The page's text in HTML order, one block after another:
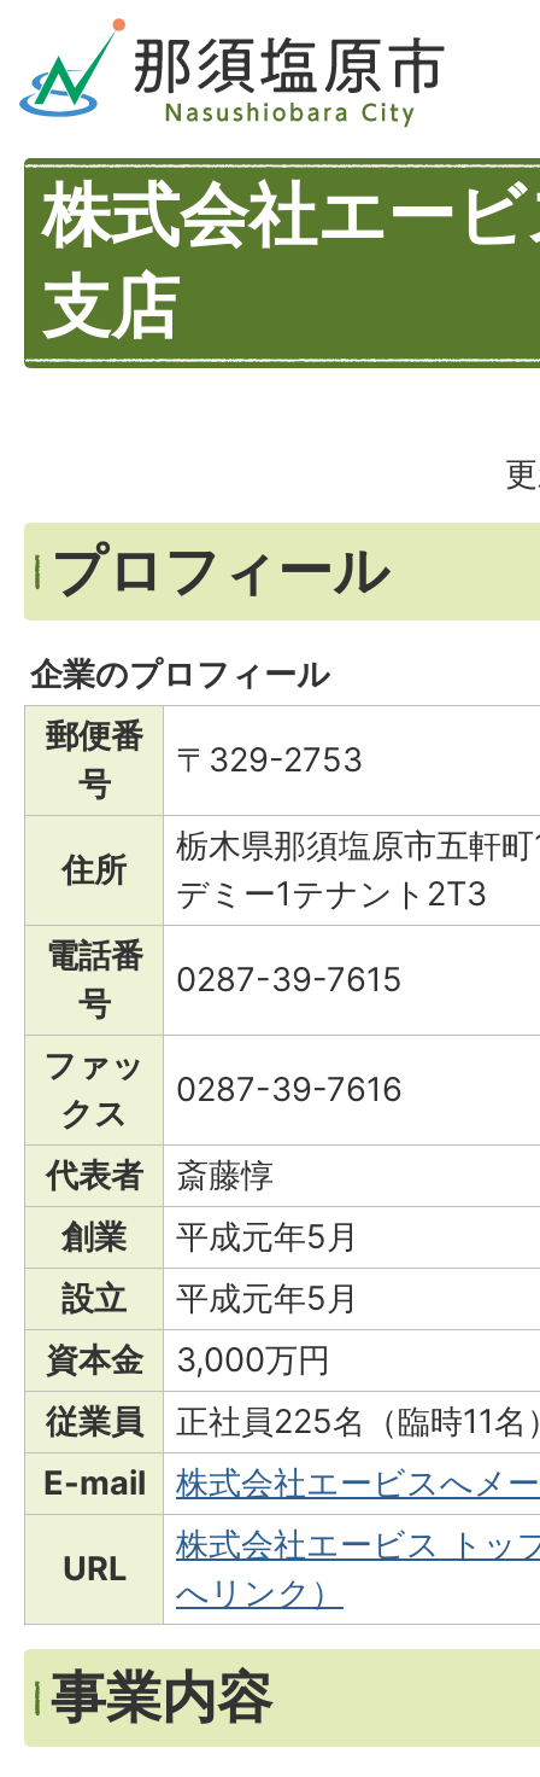
株式会社エー
支店
プロフィール
企業のプロフィール
郵便番
号
〒329-2753
住所
栃木県那須塩原市五軒
デミー1テナント2T3
電話番
号
0287-39-7615
ファッ
クス
0287-39-7616
代表者
斎藤惇
創業
平成元年5月
設立
平成元年5月
資本金
3,000万円
従業員
正社員225名（臨時11名
E-mail
株式会社エービスへメ
URL
株式会社エービス トッ
へリンク）
事業内容